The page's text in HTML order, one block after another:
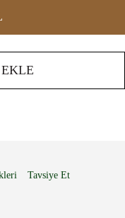
Tavsiye Et